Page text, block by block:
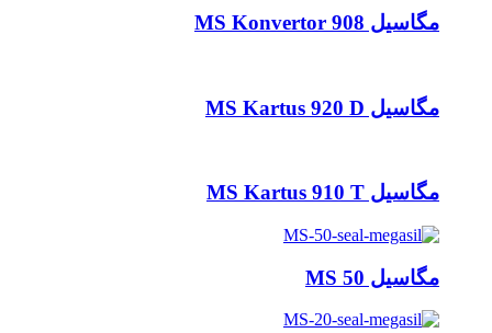
مگاسیل MS Konvertor 908
مگاسیل MS Kartus 920 D
مگاسیل MS Kartus 910 T
مگاسیل MS 50